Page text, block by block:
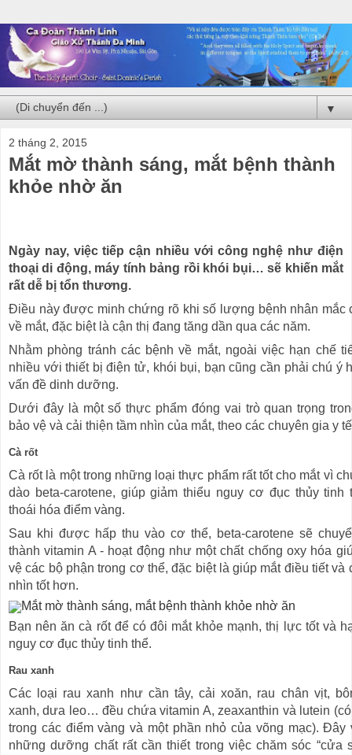
▼
2 tháng 2, 2015
Mắt mờ thành sáng, mắt bệnh thành
khỏe nhờ ăn
Ngày nay, việc tiếp cận nhiều với công nghệ như điện
thoại di động, máy tính bảng rồi khói bụi… sẽ khiến mắt
rất dễ bị tổn thương.
Điều này được minh chứng rõ khi số lượng bệnh nhân mắc
về mắt, đặc biệt là cận thị đang tăng dần qua các năm.
Nhằm phòng tránh các bệnh về mắt, ngoài việc hạn chế
nhiều với thiết bị điện tử, khói bụi, bạn cũng cần phải chú ý
vấn đề dinh dưỡng.
Dưới đây là một số thực phẩm đóng vai trò quan trọng
bảo vệ và cải thiện tầm nhìn của mắt, theo các chuyên gia y
Cà rốt
Cà rốt là một trong những loại thực phẩm rất tốt cho mắt vì
dào beta-carotene, giúp giảm thiểu nguy cơ đục thủy tinh
thoái hóa điểm vàng.
Sau khi được hấp thu vào cơ thể, beta-carotene sẽ
thành vitamin A - hoạt động như một chất chống oxy hóa
vệ các bộ phận trong cơ thể, đặc biệt là giúp mắt điều tiết và
nhìn tốt hơn.
Bạn nên ăn cà rốt để có đôi mắt khỏe mạnh, thị lực tốt và
nguy cơ đục thủy tinh thể.
Rau xanh
Các loại rau xanh như cần tây, cải xoăn, rau chân vịt,
xanh, dưa leo… đều chứa vitamin A, zeaxanthin và lutein
trong các điểm vàng và một phần nhỏ của võng mạc). Đây
những dưỡng chất rất cần thiết trong việc chăm sóc “cửa